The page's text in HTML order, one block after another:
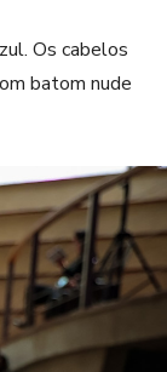
Os cabelos
batom nude